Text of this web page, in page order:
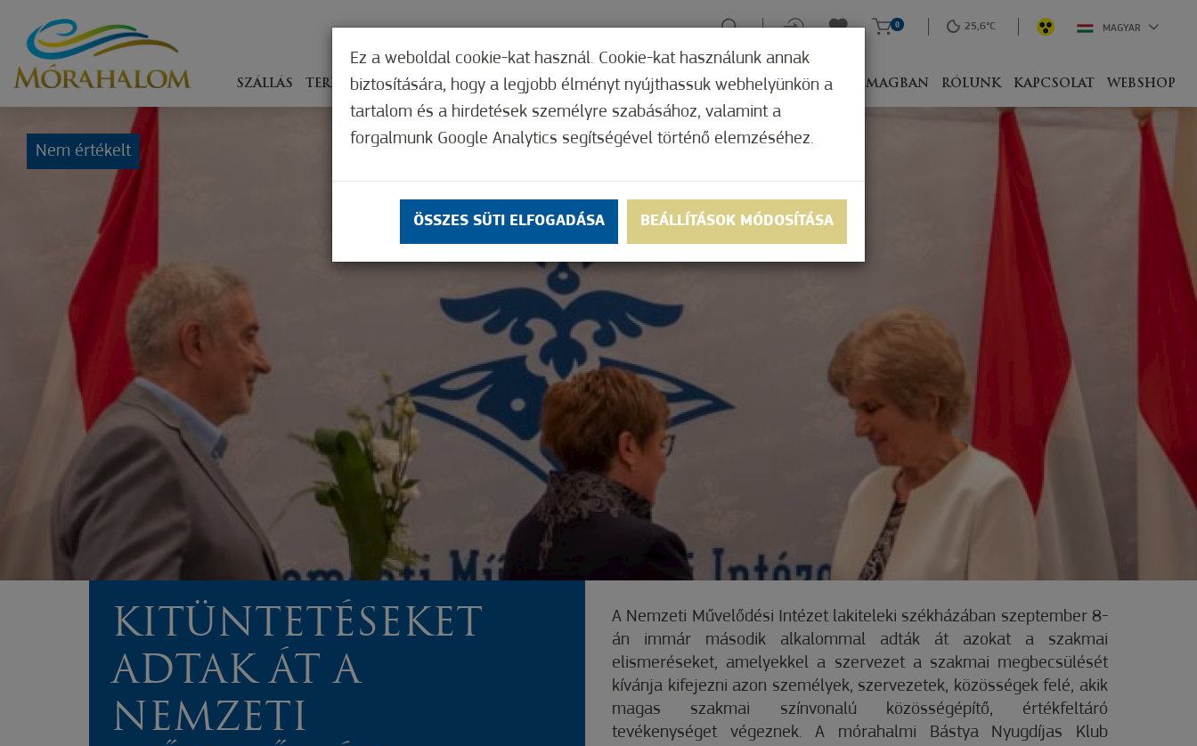
SZÁLLÁS TERÍTÉKEN ÉLMÉNYSZERZÉS ZÖLD FÓKUSZ GYÓGYHELY MERRE, MIVEL CSOMAGBAN RÓLUNK KAPCSOLAT WEBSHOP
0 25,6°C MAGYAR
Nem értékelt
KITÜNTETÉSEKET
ADTAK ÁT A
NEMZETI
A Nemzeti Művelődési Intézet lakiteleki székházában szeptember 8-
án immár második alkalommal adták át azokat a szakmai
elismeréseket, amelyekkel a szervezet a szakmai megbecsülését
kívánja kifejezni azon személyek, szervezetek, közösségek felé, akik
magas szakmai színvonalú közösségépítő, értékfeltáró
tevékenységet végeznek. A mórahalmi Bástya Nyugdíjas Klub
Ez a weboldal cookie-kat használ. Cookie-kat használunk annak
biztosítására, hogy a legjobb élményt nyújthassuk webhelyünkön a
tartalom és a hirdetések személyre szabásához, valamint a
forgalmunk Google Analytics segítségével történő elemzéséhez.
ÖSSZES SÜTI ELFOGADÁSA BEÁLLÍTÁSOK MÓDOSÍTÁSA